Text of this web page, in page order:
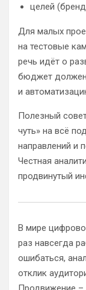
целей
Для малых
на тестовые
речь идёт о
бюджет должен
и
Полезный
чуть» на всё
направлений и
Честная
продвинутый
В мире
раз навсегда
ошибаться,
отклик